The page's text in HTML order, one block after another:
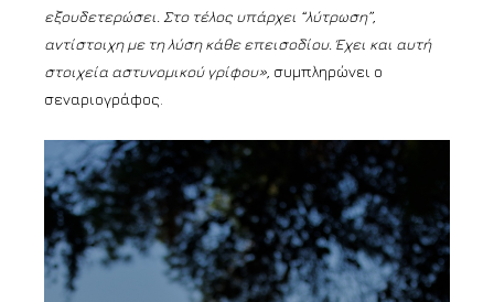
εξουδετερώσει. Στο τέλος υπάρχει “λύτρωση”,
αντίστοιχη με τη λύση κάθε επεισοδίου. Έχει και αυτή
στοιχεία αστυνομικού γρίφου», συμπληρώνει ο
σεναριογράφος.